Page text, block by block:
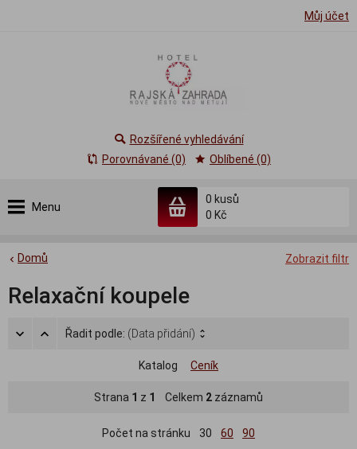
Můj účet
Menu
0 kusů
0 Kč
Rozšířené vyhledávání
Porovnávané (0)
Oblíbené (0)
Zobrazit filtr
Domů
Relaxační koupele
Řadit podle: (Data přidání)
Katalog Ceník
Strana 1 z 1 Celkem 2 záznamů
Počet na stránku 30 60 90